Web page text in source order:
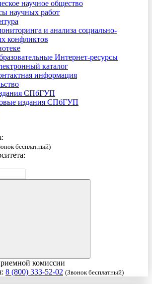
научное общество
научных работ
и анализа социально-
конфликтов
Интернет-ресурсы
каталог
информация
СПбГУП
издания СПбГУП
бесплатный)
комиссии
8 (800) 333-52-02 (Звонок бесплатный)